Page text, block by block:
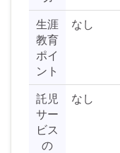
生涯
教育
ポイ
ント
なし
託児
サー
ビス
の
なし